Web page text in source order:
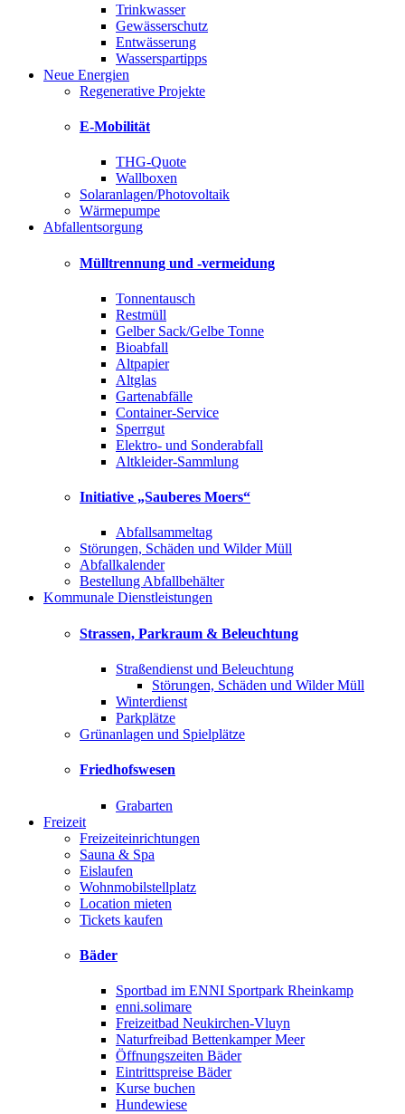
Trinkwasser
Gewässerschutz
Entwässerung
Wasserspartipps
Neue Energien
Regenerative Projekte
E-Mobilität
THG-Quote
Wallboxen
Solaranlagen/Photovoltaik
Wärmepumpe
Abfallentsorgung
Mülltrennung und -vermeidung
Tonnentausch
Restmüll
Gelber Sack/Gelbe Tonne
Bioabfall
Altpapier
Altglas
Gartenabfälle
Container-Service
Sperrgut
Elektro- und Sonderabfall
Altkleider-Sammlung
Initiative „Sauberes Moers“
Abfallsammeltag
Störungen, Schäden und Wilder Müll
Abfallkalender
Bestellung Abfallbehälter
Kommunale Dienstleistungen
Strassen, Parkraum & Beleuchtung
Straßendienst und Beleuchtung
Störungen, Schäden und Wilder Müll
Winterdienst
Parkplätze
Grünanlagen und Spielplätze
Friedhofswesen
Grabarten
Freizeit
Freizeiteinrichtungen
Sauna & Spa
Eislaufen
Wohnmobilstellplatz
Location mieten
Tickets kaufen
Bäder
Sportbad im ENNI Sportpark Rheinkamp
enni.solimare
Freizeitbad Neukirchen-Vluyn
Naturfreibad Bettenkamper Meer
Öffnungszeiten Bäder
Eintrittspreise Bäder
Kurse buchen
Hundewiese